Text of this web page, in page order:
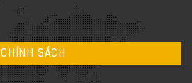
CHÍNH SÁCH